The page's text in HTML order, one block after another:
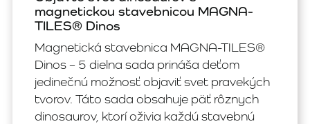
magnetickou stavebnicou MAGNA-
TILES® Dinos
Magnetická stavebnica MAGNA-TILES®
Dinos – 5 dielna sada prináša deťom
jedinečnú možnosť objaviť svet pravekých
tvorov. Táto sada obsahuje päť rôznych
dinosaurov, ktorí oživia každú stavebnú